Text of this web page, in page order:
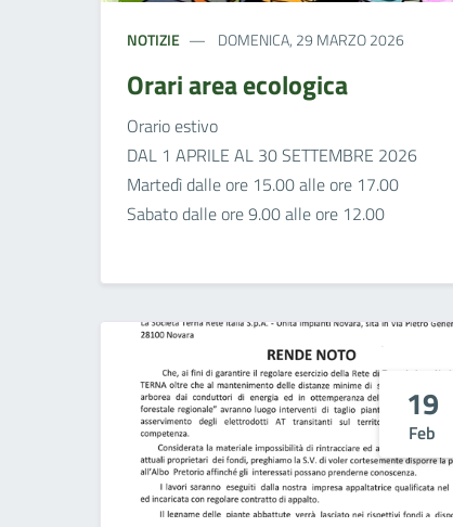
NOTIZIE DOMENICA, 29 MARZO 2026
Orari area ecologica
Orario estivo
DAL 1 APRILE AL 30 SETTEMBRE 2026
Martedì dalle ore 15.00 alle ore 17.00
Sabato dalle ore 9.00 alle ore 12.00
19
Feb